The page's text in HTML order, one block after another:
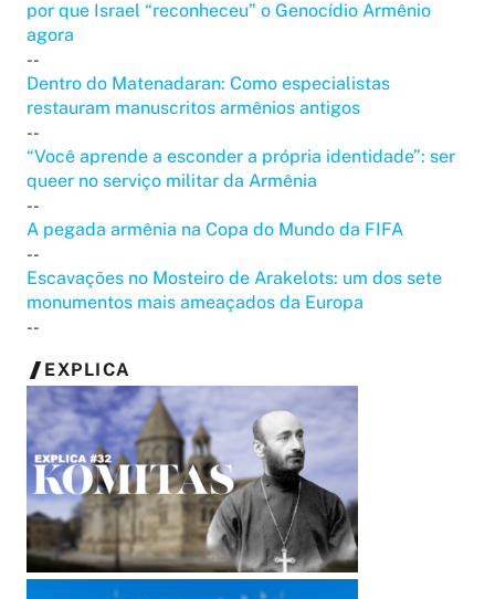
por que Israel “reconheceu” o Genocídio Armênio
agora
--
Dentro do Matenadaran: Como especialistas
restauram manuscritos armênios antigos
--
“Você aprende a esconder a própria identidade”: ser
queer no serviço militar da Armênia
--
A pegada armênia na Copa do Mundo da FIFA
--
Escavações no Mosteiro de Arakelots: um dos sete
monumentos mais ameaçados da Europa
--
EXPLICA